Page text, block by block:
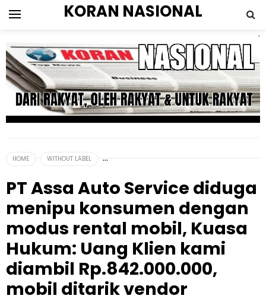
KORAN NASIONAL
HOME WITHOUT LABEL
PT Assa Auto Service diduga
menipu konsumen dengan
modus rental mobil, Kuasa
Hukum: Uang Klien kami
diambil Rp.842.000.000,
mobil ditarik vendor